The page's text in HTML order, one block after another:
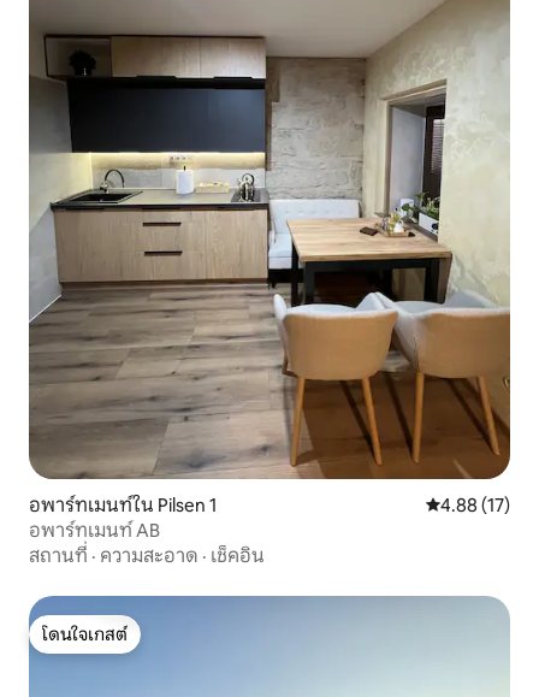
อพาร์ทเมนท์ใน Pilsen 1 คะแนนเฉลี่ย
4.88 (17)
อพาร์ทเมนท์ AB
สถานที่ · ความสะอาด · เช็คอิน
โดนใจเกสต์
โดนใจเกสต์